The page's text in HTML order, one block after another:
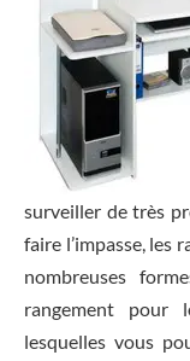
surveiller de très
faire l’impasse, les
nombreuses
rangement pour
lesquelles vous